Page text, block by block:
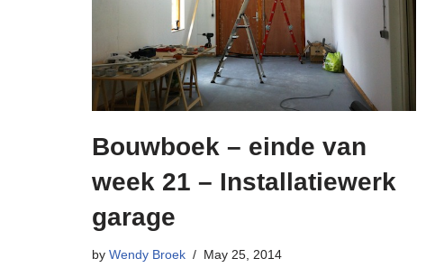
Bouwboek – einde van
week 21 – Installatiewerk
garage
by Wendy Broek May 25, 2014